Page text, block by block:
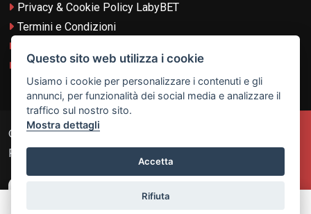
Privacy & Cookie Policy LabyBET
Termini e Condizioni
Login con TikTok
© 2026Laby Technologies LTD
Rights Reserved.
Questo sito web utilizza i cookie
Usiamo i cookie per personalizzare i contenuti e gli
annunci, per funzionalità dei social media e analizzare il
traffico sul nostro sito.
Mostra dettagli
Accetta
Rifiuta